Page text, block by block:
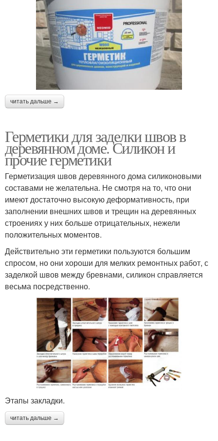
читать дальше →
Герметики для заделки швов в
деревянном доме. Силикон и
прочие герметики
Герметизация швов деревянного дома силиконовыми
составами не желательна. Не смотря на то, что они
имеют достаточно высокую деформативность, при
заполнении внешних швов и трещин на деревянных
строениях у них больше отрицательных, нежели
положительных моментов.
Действительно эти герметики пользуются большим
спросом, но они хороши для мелких ремонтных работ, с
заделкой швов между бревнами, силикон справляется
весьма посредственно.
Этапы закладки.
читать дальше →